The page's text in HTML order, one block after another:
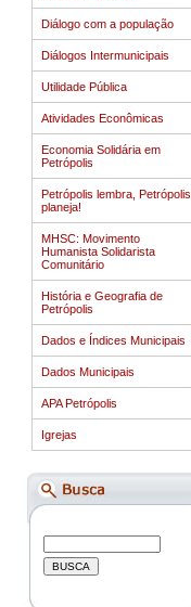
Diálogo com a população
Diálogos Intermunicipais
Utilidade Pública
Atividades Econômicas
Economia Solidária em
Petrópolis
Petrópolis lembra, Petrópolis
planeja!
MHSC: Movimento
Humanista Solidarista
Comunitário
História e Geografia de
Petrópolis
Dados e Índices Municipais
Dados Municipais
APA Petrópolis
Igrejas